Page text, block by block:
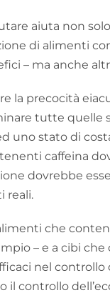
aiuta non
di alimenti
– ma anche
la precocità
tutte quelle
uno stato di
caffeina
dovrebbe
reali.
che
– e a cibi
nel controllo
il controllo